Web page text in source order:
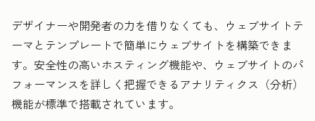
デザイナーや開発者の力を借りなくても、ウェブサイトテ
ーマとテンプレートで簡単にウェブサイトを構築できま
す。安全性の高いホスティング機能や、ウェブサイトのパ
フォーマンスを詳しく把握できるアナリティクス（分析）
機能が標準で搭載されています。